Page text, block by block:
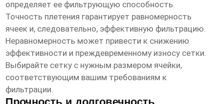
определяет ее фильтрующую способность.
Точность плетения гарантирует равномерность
ячеек и, следовательно, эффективную фильтрацию.
Неравномерность может привести к снижению
эффективности и преждевременному износу сетки.
Выбирайте сетку с нужным размером ячейки,
соответствующим вашим требованиям к
фильтрации.